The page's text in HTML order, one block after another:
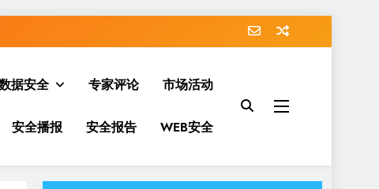
据安全 专家评论 市场活动
安全播报 安全报告 WEB安全